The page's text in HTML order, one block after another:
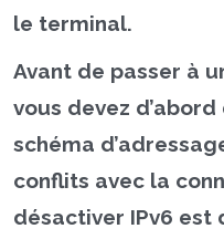
le terminal.
Avant de passer à
vous devez
schéma
conflits avec la
désactiver IPv6 est